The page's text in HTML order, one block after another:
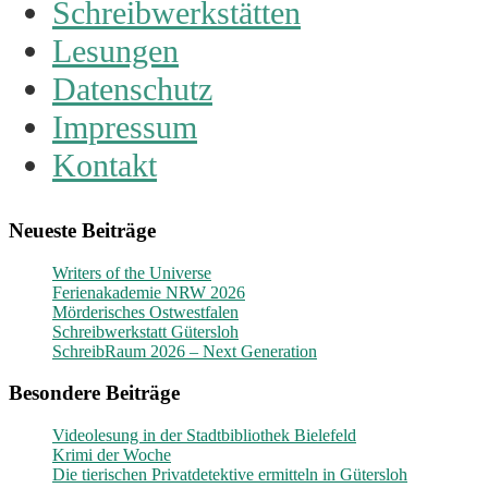
Schreibwerkstätten
Lesungen
Datenschutz
Impressum
Kontakt
Neueste Beiträge
Writers of the Universe
Ferienakademie NRW 2026
Mörderisches Ostwestfalen
Schreibwerkstatt Gütersloh
SchreibRaum 2026 – Next Generation
Besondere Beiträge
Videolesung in der Stadtbibliothek Bielefeld
Krimi der Woche
Die tierischen Privatdetektive ermitteln in Gütersloh